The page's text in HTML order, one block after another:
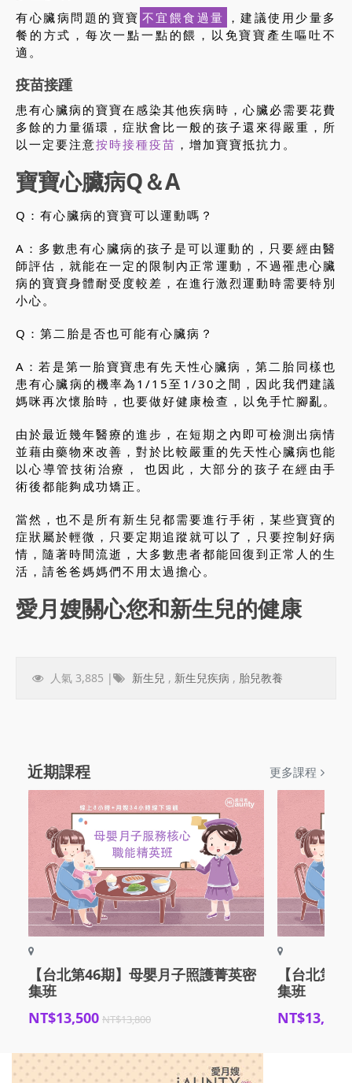
有心臟病問題的寶寶 不宜餵食過量 ，建議使用少量多
餐的方式，每次一點一點的餵，以免寶寶產生嘔吐不
適。
疫苗接踵
患有心臟病的寶寶在感染其他疾病時，心臟必需要花費
多餘的力量循環，症狀會比一般的孩子還來得嚴重，所
以一定要注意按時接種疫苗 ，增加寶寶抵抗力。
寶寶心臟病Q＆A
Q：有心臟病的寶寶可以運動嗎？
A：多數患有心臟病的孩子是可以運動的，只要經由醫
師評估，就能在一定的限制內正常運動，不過罹患心臟
病的寶寶身體耐受度較差，在進行激烈運動時需要特別
小心。
Q：第二胎是否也可能有心臟病？
A：若是第一胎寶寶患有先天性心臟病，第二胎同樣也
患有心臟病的機率為1/15至1/30之間，因此我們建議
媽咪再次懷胎時，也要做好健康檢查，以免手忙腳亂。
由於最近幾年醫療的進步，在短期之內即可檢測出病情
並藉由藥物來改善，對於比較嚴重的先天性心臟病也能
以心導管技術治療， 也因此，大部分的孩子在經由手
術後都能夠成功矯正。
當然，也不是所有新生兒都需要進行手術，某些寶寶的
症狀屬於輕微，只要定期追蹤就可以了，只要控制好病
情，隨著時間流逝，大多數患者都能回復到正常人的生
活，請爸爸媽媽們不用太過擔心。
愛月嫂關心您和新生兒的健康
人氣 3,885 | 新生兒 , 新生兒疾病 , 胎兒教養
近期課程 更多課程
【台北第46期】母嬰月子照護菁英密
集班
NT$13,500 NT$13,800
【台北第
集班
NT$13,500